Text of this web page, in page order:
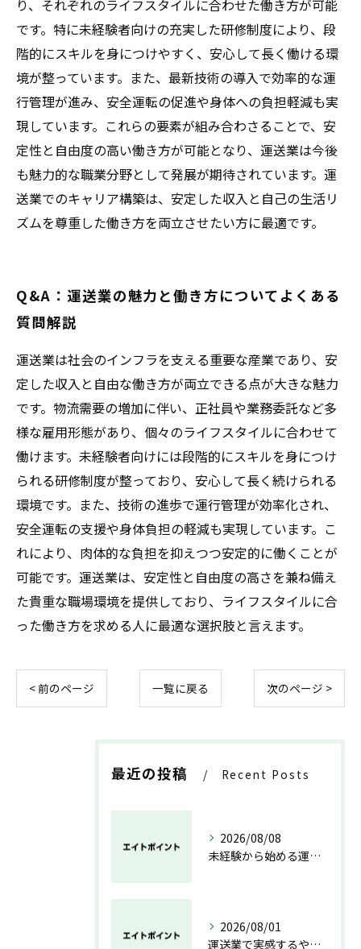
り、それぞれのライフスタイルに合わせた働き方が可能
です。特に未経験者向けの充実した研修制度により、段
階的にスキルを身につけやすく、安心して長く働ける環
境が整っています。また、最新技術の導入で効率的な運
行管理が進み、安全運転の促進や身体への負担軽減も実
現しています。これらの要素が組み合わさることで、安
定性と自由度の高い働き方が可能となり、運送業は今後
も魅力的な職業分野として発展が期待されています。運
送業でのキャリア構築は、安定した収入と自己の生活リ
ズムを尊重した働き方を両立させたい方に最適です。
Q&A：運送業の魅力と働き方についてよくある
質問解説
運送業は社会のインフラを支える重要な産業であり、安
定した収入と自由な働き方が両立できる点が大きな魅力
です。物流需要の増加に伴い、正社員や業務委託など多
様な雇用形態があり、個々のライフスタイルに合わせて
働けます。未経験者向けには段階的にスキルを身につけ
られる研修制度が整っており、安心して長く続けられる
環境です。また、技術の進歩で運行管理が効率化され、
安全運転の支援や身体負担の軽減も実現しています。こ
れにより、肉体的な負担を抑えつつ安定的に働くことが
可能です。運送業は、安定性と自由度の高さを兼ね備え
た貴重な職場環境を提供しており、ライフスタイルに合
った働き方を求める人に最適な選択肢と言えます。
< 前のページ 一覧に戻る 次のページ >
最近の投稿 Recent Posts
2026/08/08
未経験から始める運送業の安心と成長の道
2026/08/01
運送業で実感するやりがいと成長の魅力